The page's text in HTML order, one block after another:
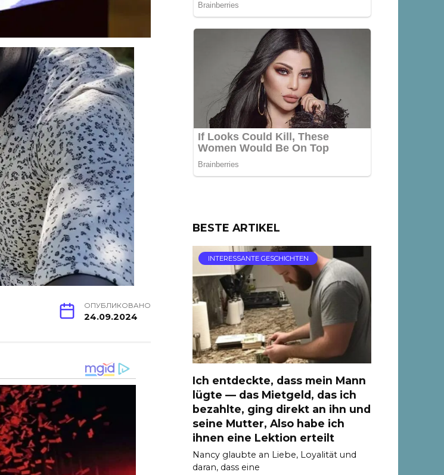
ОПУБЛИКОВАНО
24.09.2024
BESTE ARTIKEL
INTERESSANTE GESCHICHTEN
Ich entdeckte, dass mein Mann
lügte — das Mietgeld, das ich
bezahlte, ging direkt an ihn und
seine Mutter, Also habe ich
ihnen eine Lektion erteilt
Nancy glaubte an Liebe, Loyalität und
daran, dass eine